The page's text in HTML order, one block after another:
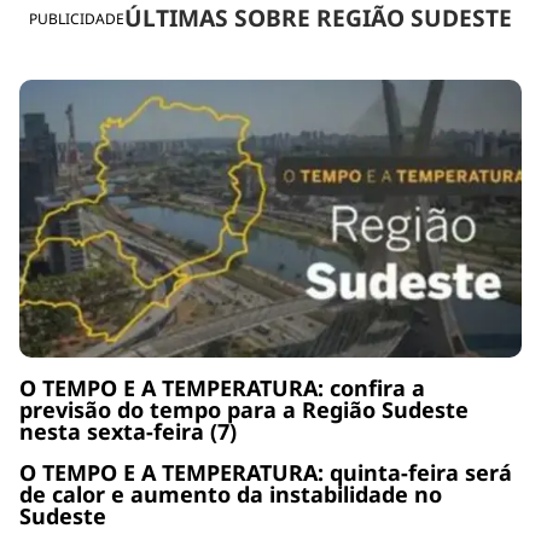
PUBLICIDADEÚLTIMAS SOBRE REGIÃO SUDESTE
O TEMPO E A TEMPERATURA: confira a
previsão do tempo para a Região Sudeste
nesta sexta-feira (7)
O TEMPO E A TEMPERATURA: quinta-feira será
de calor e aumento da instabilidade no
Sudeste